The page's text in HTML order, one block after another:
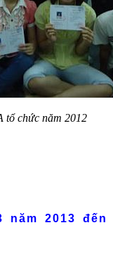
tổ chức năm 2012
2013 đến